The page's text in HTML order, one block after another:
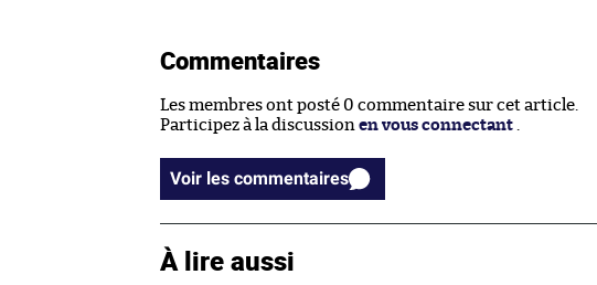
Commentaires
Les membres ont posté 0 commentaire sur cet article.
Participez à la discussion en vous connectant .
Voir les commentaires
À lire aussi